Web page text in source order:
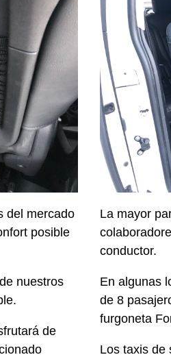
del mercado
posible
nuestros
de
La mayor
conductor.
En algunas
de 8
furgoneta
Los taxis de